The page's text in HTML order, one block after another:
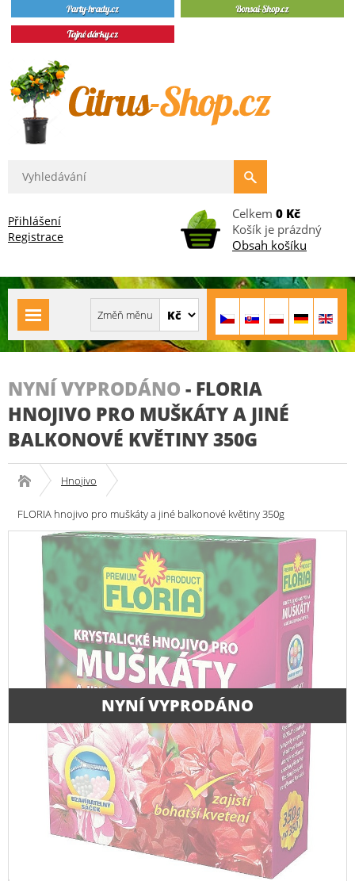
Přihlášení
Registrace
Celkem 0 Kč
Košík je prázdný
Obsah košíku
NYNÍ VYPRODÁNO - FLORIA
HNOJIVO PRO MUŠKÁTY A JINÉ
BALKONOVÉ KVĚTINY 350G
Hnojivo
FLORIA hnojivo pro muškáty a jiné balkonové květiny 350g
NYNÍ VYPRODÁNO